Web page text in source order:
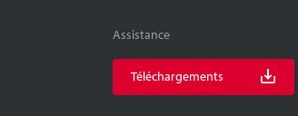
Assistance
Téléchargements